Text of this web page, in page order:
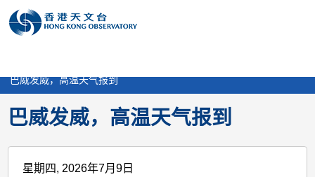
巴威发威，高温天气报到
巴威发威，高温天气报到
星期四, 2026年7月9日